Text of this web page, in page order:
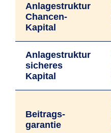
Anlagestruktur
Chancen-
Kapital
Anlagestruktur
sicheres
Kapital
Beitrags­
garantie